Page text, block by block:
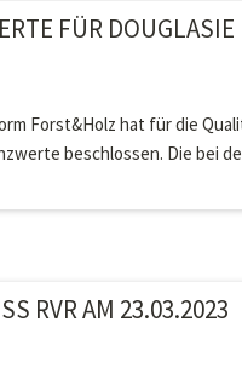
FÜR
Forst&Holz hat für die
beschlossen. Die bei
RVR AM 23.03.2023